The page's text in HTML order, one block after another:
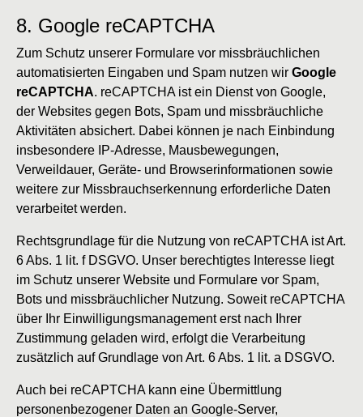
8. Google reCAPTCHA
Zum Schutz unserer Formulare vor missbräuchlichen
automatisierten Eingaben und Spam nutzen wir Google
reCAPTCHA. reCAPTCHA ist ein Dienst von Google,
der Websites gegen Bots, Spam und missbräuchliche
Aktivitäten absichert. Dabei können je nach Einbindung
insbesondere IP-Adresse, Mausbewegungen,
Verweildauer, Geräte- und Browserinformationen sowie
weitere zur Missbrauchserkennung erforderliche Daten
verarbeitet werden.
Rechtsgrundlage für die Nutzung von reCAPTCHA ist Art.
6 Abs. 1 lit. f DSGVO. Unser berechtigtes Interesse liegt
im Schutz unserer Website und Formulare vor Spam,
Bots und missbräuchlicher Nutzung. Soweit reCAPTCHA
über Ihr Einwilligungsmanagement erst nach Ihrer
Zustimmung geladen wird, erfolgt die Verarbeitung
zusätzlich auf Grundlage von Art. 6 Abs. 1 lit. a DSGVO.
Auch bei reCAPTCHA kann eine Übermittlung
personenbezogener Daten an Google-Server,